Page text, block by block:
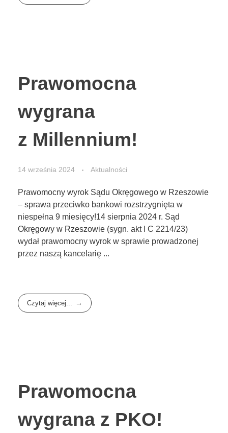
Prawomocna
wygrana
z Millennium!
14 września 2024 Aktualności
Prawomocny wyrok Sądu Okręgowego w Rzeszowie
– sprawa przeciwko bankowi rozstrzygnięta w
niespełna 9 miesięcy!14 sierpnia 2024 r. Sąd
Okręgowy w Rzeszowie (sygn. akt I C 2214/23)
wydał prawomocny wyrok w sprawie prowadzonej
przez naszą kancelarię ...
Czytaj więcej...
Prawomocna
wygrana z PKO!